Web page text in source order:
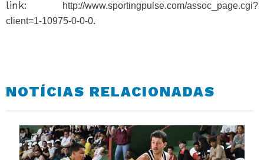
link:
http://www.sportingpulse.com/assoc_page.cgi?
client=1-10975-0-0-0.
NOTÍCIAS RELACIONADAS